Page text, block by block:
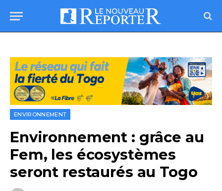
ENVIRONNEMENT
Environnement : grâce au
Fem, les écosystèmes
seront restaurés au Togo